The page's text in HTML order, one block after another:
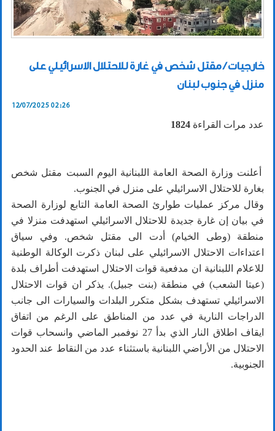
خارجيات / مقتل شخص في غارة للاحتلال الاسرائيلي على
منزل في جنوب لبنان
12/07/2025 02:26
عدد مرات القراءة 1824
أعلنت وزارة الصحة العامة اللبنانية اليوم السبت مقتل شخص
بغارة للاحتلال الاسرائيلي على منزل في الجنوب.
وقال مركز عمليات طوارئ الصحة العامة التابع لوزارة الصحة
في بيان إن غارة جديدة للاحتلال الاسرائيلي استهدفت منزلا في
منطقة (وطى الخيام) أدت الى مقتل شخص. وفي سياق
اعتداءات الاحتلال الاسرائيلي على لبنان ذكرت الوكالة الوطنية
للاعلام اللبنانية ان مدفعية قوات الاحتلال استهدفت أطراف بلدة
(عيتا الشعب) في منطقة (بنت جبيل). يذكر ان قوات الاحتلال
الاسرائيلي تستهدف بشكل متكرر البلدات والسيارات الى جانب
الدراجات النارية في عدد من المناطق على الرغم من اتفاق
ايقاف اطلاق النار الذي بدأ 27 نوفمبر الماضي وانسحاب قوات
الاحتلال من الأراضي اللبنانية باستثناء عدد من النقاط عند الحدود
الجنوبية.